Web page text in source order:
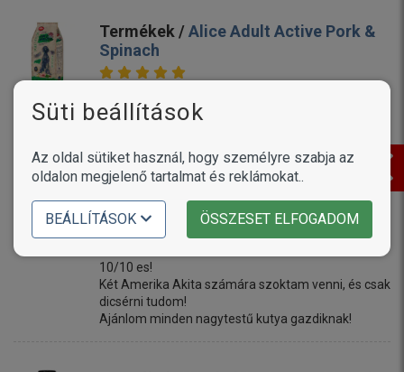
Termékek /Alice Adult Active Pork &
Spinach
Gyors házhozszállitás. A kutyáim szeretik. 🙂
Termékek /Delikan Prima Energy Red
Meat
10/10 es!
Két Amerika Akita számára szoktam venni, és csak
dicsérni tudom!
Ajánlom minden nagytestű kutya gazdiknak!
Süti beállítások
Az oldal sütiket használ, hogy személyre szabja az
oldalon megjelenő tartalmat és reklámokat..
BEÁLLÍTÁSOK ÖSSZESET ELFOGADOM